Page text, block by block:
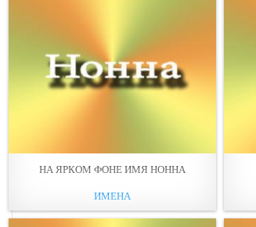
НА ЯРКОМ ФОНЕ ИМЯ НОННА
ИМЕНА